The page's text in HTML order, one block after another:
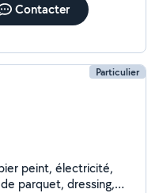
Contacter
Particulier
peint, électricité,
parquet, dressing,